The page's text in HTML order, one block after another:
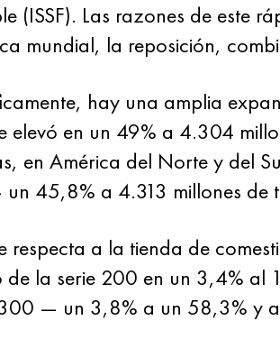
(ISSF). Las razones de este
mundial, la reposición,
hay una amplia
elevó en un 49% a 4.304
en América del Norte y del
45,8% a 4.313 millones
respecta a la tienda de
de la serie 200 en un 3,4% al
— un 3,8% a un 58,3% y